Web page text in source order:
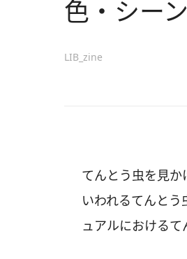
色・シー
LIB_zine
てんとう虫を見
いわれるてんと
ュアルにおけるて